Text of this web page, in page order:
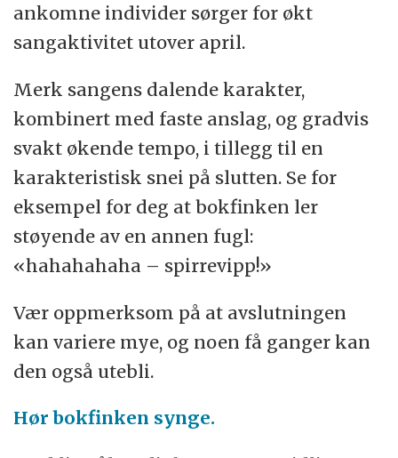
ankomne individer sørger for økt
sangaktivitet utover april.
Merk sangens dalende karakter,
kombinert med faste anslag, og gradvis
svakt økende tempo, i tillegg til en
karakteristisk snei på slutten. Se for
eksempel for deg at bokfinken ler
støyende av en annen fugl:
«hahahahaha – spirrevipp!»
Vær oppmerksom på at avslutningen
kan variere mye, og noen få ganger kan
den også utebli.
Hør bokfinken synge.